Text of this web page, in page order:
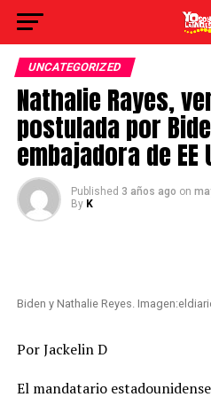
UNCATEGORIZED
Nathalie Rayes,
postulada por
embajadora de EE
Published 3 años ago on
By K
Biden y Nathalie Reyes.
Por Jackelin D
El mandatario